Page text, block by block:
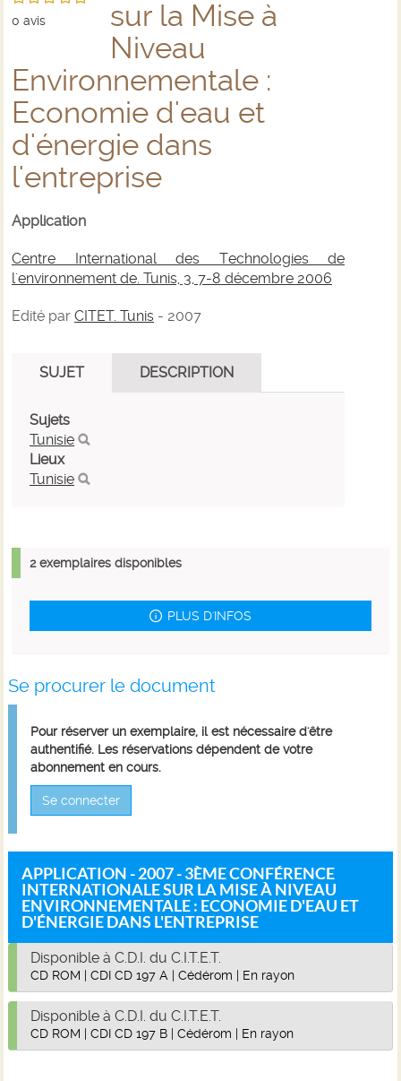
0 avis
sur la Mise à
Niveau
Environnementale :
Economie d'eau et
d'énergie dans
l'entreprise
Application
Centre International des Technologies de
l'environnement de. Tunis, 3, 7-8 décembre 2006
Edité par CITET. Tunis - 2007
SUJET DESCRIPTION
Sujets
Tunisie
Lieux
Tunisie
2 exemplaires disponibles
PLUS D'INFOS
Se procurer le document
Pour réserver un exemplaire, il est nécessaire d'être
authentifié. Les réservations dépendent de votre
abonnement en cours.
Se connecter
APPLICATION - 2007 - 3ÈME CONFÉRENCE
INTERNATIONALE SUR LA MISE À NIVEAU
ENVIRONNEMENTALE : ECONOMIE D'EAU ET
D'ÉNERGIE DANS L'ENTREPRISE
Disponible à C.D.I. du C.I.T.E.T.
CD ROM | CDI CD 197 A | Cédérom | En rayon
Disponible à C.D.I. du C.I.T.E.T.
CD ROM | CDI CD 197 B | Cédérom | En rayon